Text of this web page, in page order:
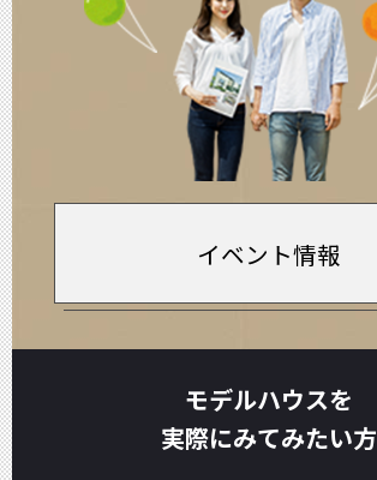
イベント情報
モデルハウスを
実際にみてみたい方